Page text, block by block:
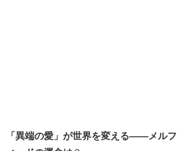
「異端の愛」が世界を変える――メル